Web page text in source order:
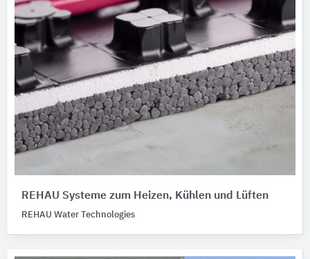
REHAU Systeme zum Heizen, Kühlen und Lüften
REHAU Water Technologies